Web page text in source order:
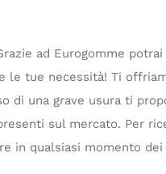
ad Eurogomme
tue necessità! Ti
di una grave usura ti
sul mercato. Per
in qualsiasi momento